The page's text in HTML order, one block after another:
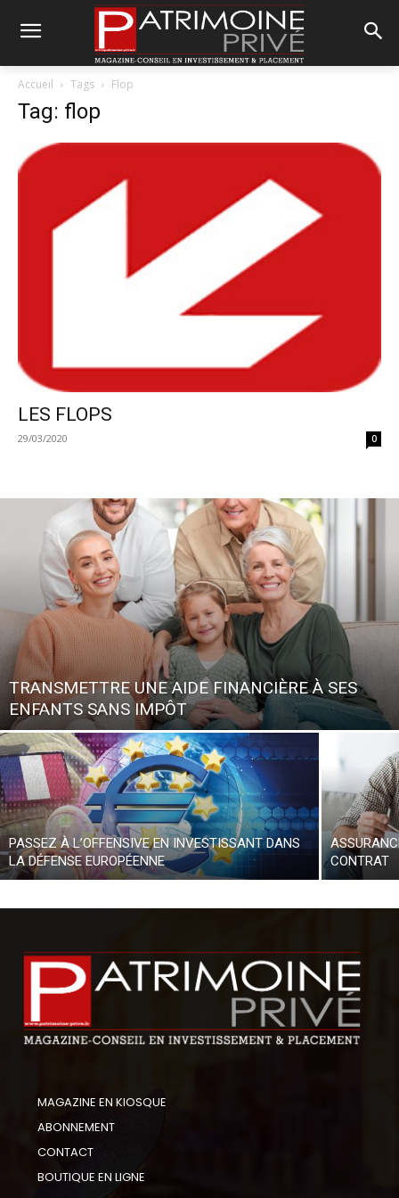
Accueil Tags Flop
Tag: flop
LES FLOPS
29/03/2020 0
TRANSMETTRE UNE AIDE FINANCIÈRE À SES
ENFANTS SANS IMPÔT
PASSEZ À L’OFFENSIVE EN INVESTISSANT DANS
LA DÉFENSE EUROPÉENNE
CONTRAT
MAGAZINE EN KIOSQUE
ABONNEMENT
CONTACT
BOUTIQUE EN LIGNE